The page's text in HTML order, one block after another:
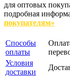
для оптовых
подробная
покупателям»
Способы
оплаты
Условия
доставки